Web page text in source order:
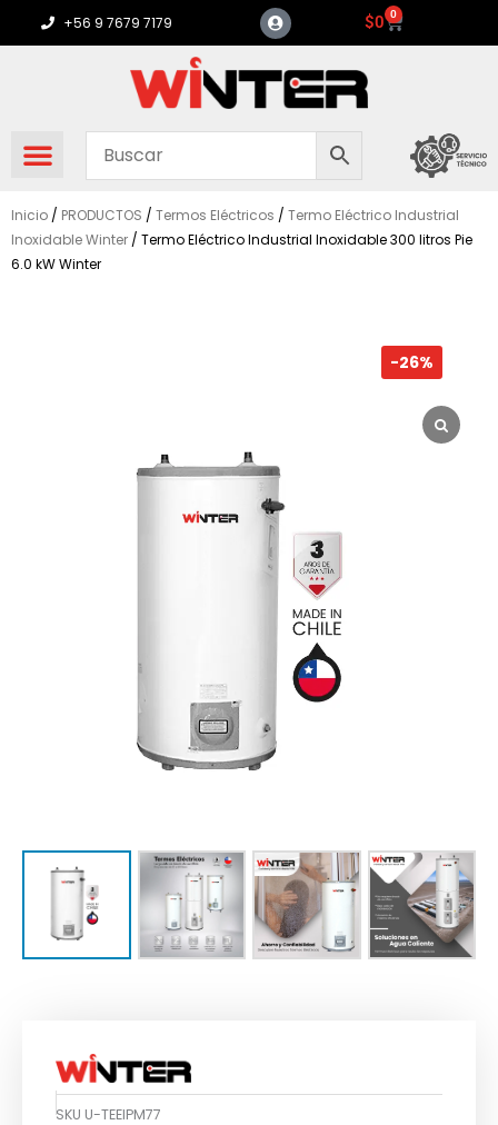
+56 9 7679 7179 $0 0
Carrito
Inicio / PRODUCTOS / Termos Eléctricos / Termo Eléctrico Industrial
Inoxidable Winter / Termo Eléctrico Industrial Inoxidable 300 litros Pie
6.0 kW Winter
-26%
SKU U-TEEIPM77